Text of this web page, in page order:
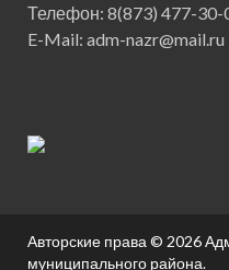
Телефон: 8(873) 477-30-
E-Mail: adm-nazr@mail.ru
Авторские права © 2026
муниципального района.